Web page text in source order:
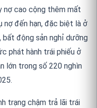
nợ cao cộng thêm mất
nợ đến hạn, đặc biệt là ở
bất động sản nghỉ dưỡng
phát hành trái phiếu ở
lớn trong số 220 nghìn
trạng chậm trả lãi trái